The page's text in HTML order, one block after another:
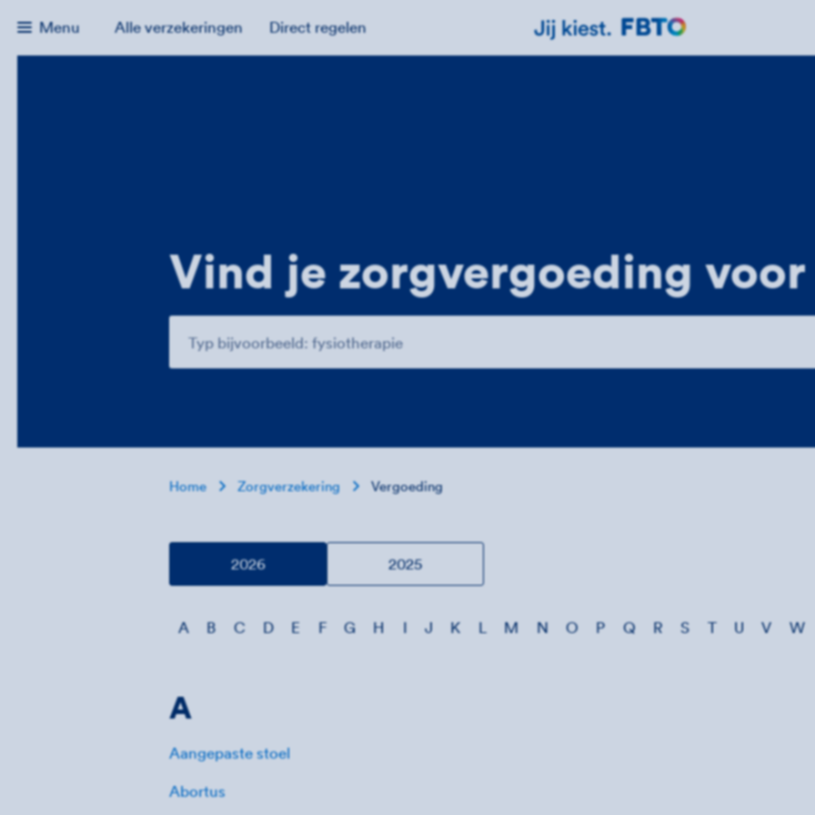
Menu Alle verzekeringen Direct regelen
Vind je zorgvergoeding
Home Zorgverzekering Vergoeding
2026 2025
A B C D E F G H I J K L M N O P Q R S T U V W
A
Aangepaste stoel
Abortus